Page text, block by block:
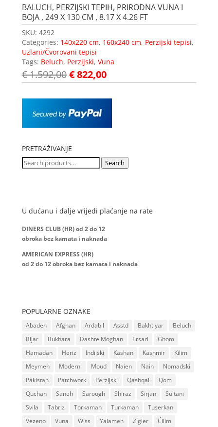
BALUCH, PERZIJSKI TEPIH, PRIRODNA VUNA I
BOJA , 249 X 130 CM , 8.17 X 4.26 FT
SKU: 4292
Categories: 140x220 cm, 160x240 cm, Perzijski tepisi,
Uzlani/Čvorovani tepisi
Tags: Beluch, Perzijski, Vuna
€1.592,00€822,00
PRETRAŽIVANJE
Search
for:
Search
U dućanu i dalje vrijedi plaćanje na rate
DINERS CLUB (HR) od 2 do 12
obroka bez kamata i naknada
AMERICAN EXPRESS (HR)
od 2 do 12obroka bez kamata i naknada
POPULARNE OZNAKE
Abadeh Afghan Ardabil Asstd Bakhtiyar
Beluch
Bijar
Bukhara Dashte Moghan Ersari
Ghom
Hamadan
Heriz Indijski Kashan Kashmir
Kilim
Meymeh
Moderni Moud Naien Nain
Nomadski
Pakistan
Patchwork Perzijski Qashqai
Qom
Quchan
Saneh Sarough Shiraz Sirjan
Sultani
Svila
Tabriz Torkaman Turkaman
Tuserkan
Vezeno
Vuna Wiss Yalameh Zigler Ćilim